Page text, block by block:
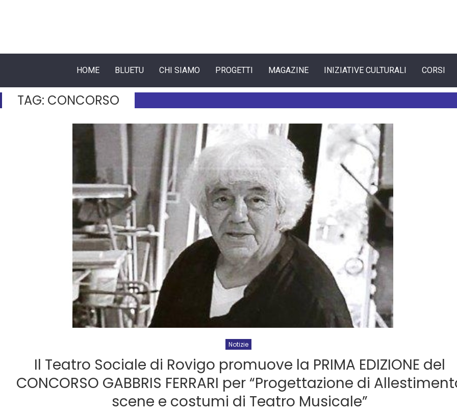
HOME BLUETU CHI SIAMO PROGETTI MAGAZINE INIZIATIVE CULTURALI CORSI
TAG: CONCORSO
Notizie
Il Teatro Sociale di Rovigo promuove la PRIMA EDIZIONE del
CONCORSO GABBRIS FERRARI per “Progettazione di
scene e costumi di Teatro Musicale”